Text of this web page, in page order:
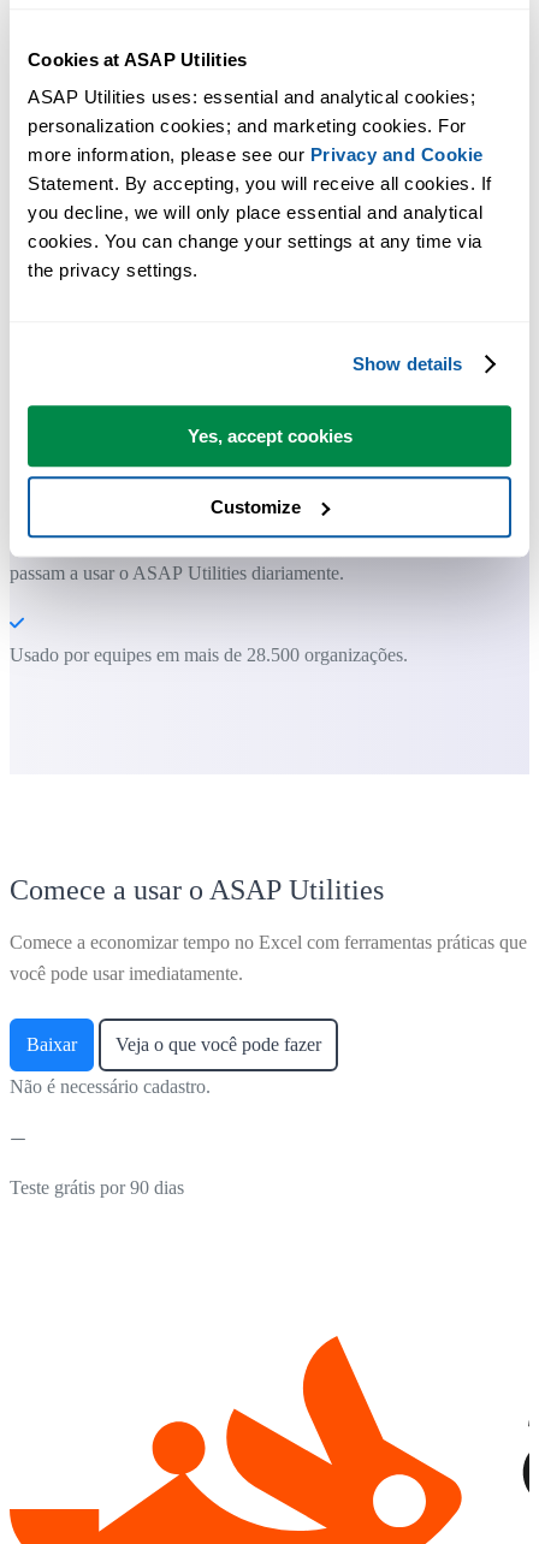
Cookies at ASAP Utilities
ASAP Utilities uses: essential and analytical cookies;
personalization cookies; and marketing cookies. For
more information, please see our Privacy and Cookie
Statement. By accepting, you will receive all cookies. If
you decline, we will only place essential and analytical
cookies. You can change your settings at any time via
the privacy settings.
Show details
Yes, accept cookies
Customize
Ferramentas práticas que muitos usuários do Excel gostariam de ter
Excel.
Você pode começar imediatamente. Não é necessário treinamento.
A maioria dos usuários começa com algumas ferramentas. Muitos
passam a usar o ASAP Utilities diariamente.
Usado por equipes em mais de 28.500 organizações.
Comece a usar o ASAP Utilities
Comece a economizar tempo no Excel com ferramentas práticas que
você pode usar imediatamente.
Baixar Veja o que você pode fazer
Não é necessário cadastro.
Teste grátis por 90 dias